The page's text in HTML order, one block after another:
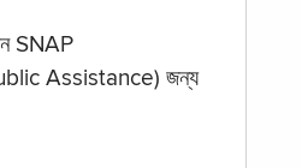
SNAP
Assistance) জন্য